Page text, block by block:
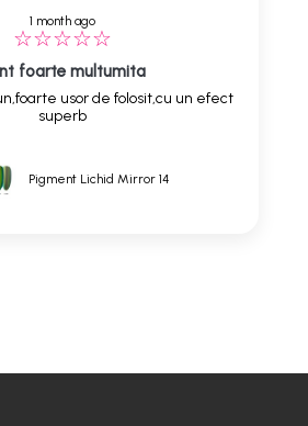
1 month ago
foarte multumita
usor de folosit,cu un efect
superb
Pigment Lichid Mirror 14